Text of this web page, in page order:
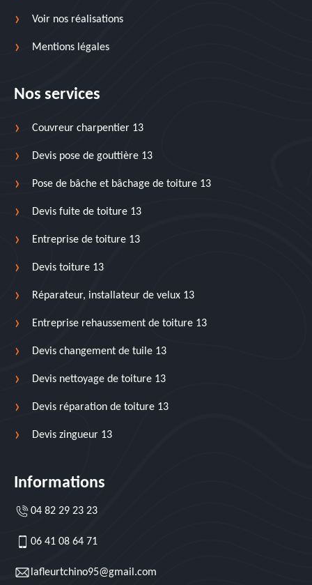
Voir nos réalisations
Mentions légales
Nos services
Couvreur charpentier 13
Devis pose de gouttière 13
Pose de bâche et bâchage de toiture 13
Devis fuite de toiture 13
Entreprise de toiture 13
Devis toiture 13
Réparateur, installateur de velux 13
Entreprise rehaussement de toiture 13
Devis changement de tuile 13
Devis nettoyage de toiture 13
Devis réparation de toiture 13
Devis zingueur 13
Informations
04 82 29 23 23
06 41 08 64 71
lafleurtchino95@gmail.com